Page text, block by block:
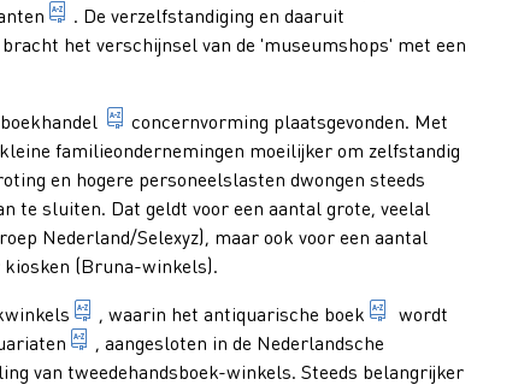
te meten per jaar na verschijnen.
publicatie waarvan de elkaar opvolgende genummerde of
tijdschrift dat frequent en met grote regelmaat
. De verzelfstandiging en daaruit
het verschijnsel van de 'museumshops' met een
boekhandel economische bedrijvigheid van het
concernvorming plaatsgevonden. Met
familieondernemingen moeilijker om zelfstandig
en hogere personeelslasten dwongen steeds
nationale of internationale onderneming gericht op het
te sluiten. Dat geldt voor een aantal grote, veelal
Nederland/Selexyz), maar ook voor een aantal
kiosken (Bruna-winkels).
bedrijf of winkel van een boekhandelaar, concern
, waarin het antiquarische boek gebruikt boek
wordt
bedrijf dat zich bezighoudt met de handel in
, aangesloten in de Nederlandsche
van tweedehandsboek-winkels. Steeds belangrijker